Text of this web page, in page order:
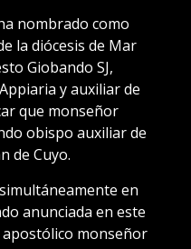
nombrado como
la diócesis de Mar
Giobando SJ,
y auxiliar de
que monseñor
obispo auxiliar de
de Cuyo.
en
anunciada en este
monseñor